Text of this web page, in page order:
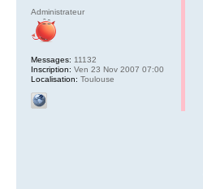
Administrateur
Messages: 11132
Inscription: Ven 23 Nov 2007 07:00
Localisation: Toulouse